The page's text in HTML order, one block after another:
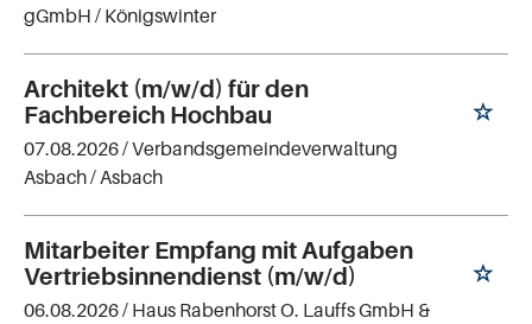
gGmbH / Königswinter
Architekt (m/w/d) für den
Fachbereich Hochbau
07.08.2026 /Verbandsgemeindeverwaltung
Asbach/ Asbach
Mitarbeiter Empfang mit Aufgaben
Vertriebsinnendienst (m/w/d)
06.08.2026 / Haus Rabenhorst O. Lauffs GmbH &